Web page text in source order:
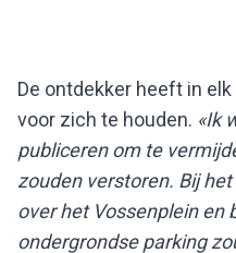
De ontdekker heeft in
voor zich te houden. «Ik
publiceren om te
zouden verstoren. Bij
over het Vossenplein en
ondergrondse parking